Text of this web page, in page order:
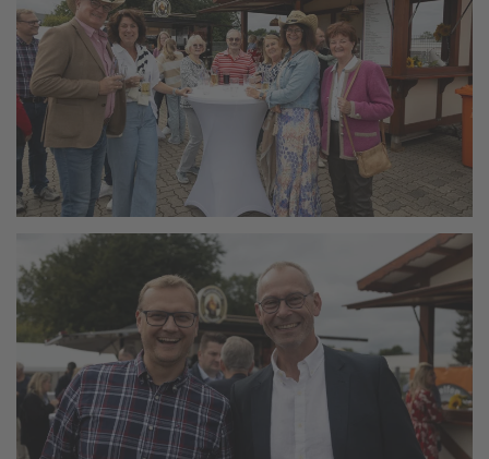
vergrößern
vergrößern